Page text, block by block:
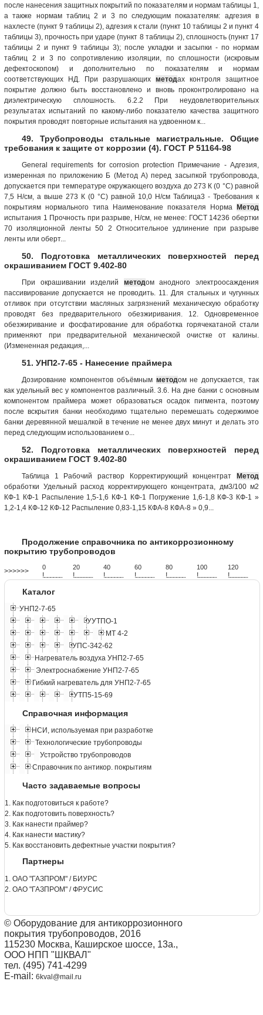
после нанесения защитных покрытий по показателям и нормам таблицы 1,
а также нормам таблиц 2 и 3 по следующим показателям: адгезия в
нахлесте (пункт 9 таблицы 2), адгезия к стали (пункт 10 таблицы 2 и пункт 4
таблицы 3), прочность при ударе (пункт 8 таблицы 2), сплошность (пункт 17
таблицы 2 и пункт 9 таблицы 3); после укладки и засыпки - по нормам
таблиц 2 и 3 по сопротивлению изоляции, по сплошности (искровым
дефектоскопом) и дополнительно по показателям и нормам
соответствующих НД. При разрушающих методах контроля защитное
покрытие должно быть восстановлено и вновь проконтролировано на
диэлектрическую сплошность. 6.2.2 При неудовлетворительных
результатах испытаний по какому-либо показателю качества защитного
покрытия проводят повторные испытания на удвоенном к...
49. Трубопроводы стальные магистральные. Общие
требования к защите от коррозии (4). ГОСТ Р 51164-98
General requirements for corrosion protection Примечание - Адгезия,
измеренная по приложению Б (Метод А) перед засыпкой трубопровода,
допускается при температуре окружающего воздуха до 273 К (0 °С) равной
7,5 Н/см, а выше 273 К (0 °С) равной 10,0 Н/см Таблица3 - Требования к
покрытиям нормального типа Наименование показателя Норма Метод
испытания 1 Прочность при разрыве, Н/см, не менее: ГОСТ 14236 обертки
70 изоляционной ленты 50 2 Относительное удлинение при разрыве
ленты или оберт...
50. Подготовка металлических поверхностей перед
окрашиванием ГОСТ 9.402-80
При окрашивании изделий методом анодного электроосаждения
пассивирование допускается не проводить. 11. Для стальных и чугунных
отливок при отсутствии масляных загрязнений механическую обработку
проводят без предварительного обезжиривания. 12. Одновременное
обезжиривание и фосфатирование для обработка горячекатаной стали
применяют при предварительной механической очистке от калины.
(Измененная редакция,...
51. УНП2-7-65 - Нанесение праймера
Дозирование компонентов объёмным методом не допускается, так
как удельный вес у компонентов различный. 3.6. На дне банки с основным
компонентом праймера может образоваться осадок пигмента, поэтому
после вскрытия банки необходимо тщательно перемешать содержимое
банки деревянной мешалкой в течение не менее двух минут и делать это
перед следующим использованием о...
52. Подготовка металлических поверхностей перед
окрашиванием ГОСТ 9.402-80
Таблица 1 Рабочий раствор Корректирующий концентрат Метод
обработки Удельный расход корректирующего концентрата, дм3/100 м2
КФ-1 КФ-1 Распыление 1,5-1,6 КФ-1 КФ-1 Погружение 1,6-1,8 КФ-3 КФ-1 »
1,2-1,4 КФ-12 КФ-12 Распыление 0,83-1,15 КФА-8 КФА-8 » 0,9...
Продолжение справочника по антикоррозионному
покрытию трубопроводов
>>>>>> 0
!...................
20
!...................
40
!...................
60
!...................
80
!...................
100
!...................
120
!...................
Каталог
УНП2-7-65
УУТПО-1
МТ 4-2
УПС-342-62
Нагреватель воздуха УНП2-7-65
Электроснабжение УНП2-7-65
Гибкий нагреватель для УНП2-7-65
УТП5-15-69
Справочная информация
НСИ, используемая при разработке
Технологические трубопроводы
Устройство трубопроводов
Справочник по антикор. покрытиям
Часто задаваемые вопросы
1. Как подготовиться к работе?
2. Как подготовить поверхность?
3. Как нанести праймер?
4. Как нанести мастику?
5. Как восстановить дефектные участки покрытия?
Партнеры
1. ОАО "ГАЗПРОМ" / БИУРС
2. ОАО "ГАЗПРОМ" / ФРУСИС
© Оборудование для антикоррозионного
покрытия трубопроводов, 2016
115230 Москва, Каширское шоссе, 13а.,
ООО НПП "ШКВАЛ"
тел. (495) 741-4299
E-mail: 6kval@mail.ru